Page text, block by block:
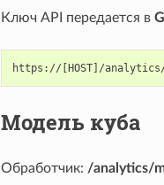
Ключ API передается в
Модель куба
Обработчик: /analytics/